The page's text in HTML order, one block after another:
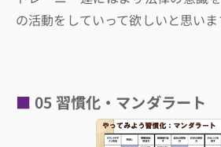
の活動をしていって欲しいと思いま
05 習慣化・マンダラート